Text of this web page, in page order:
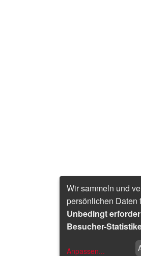
Wir sammeln und
persönlichen Daten
Unbedingt
Besucher-
Anpassen...